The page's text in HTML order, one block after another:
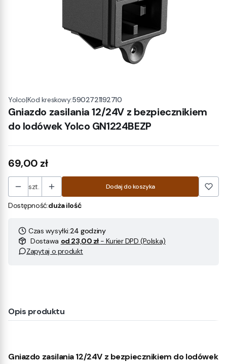
Yolco|Kod kreskowy:5902721192710
Gniazdo zasilania 12/24V z bezpiecznikiem
do lodówek Yolco GN1224BEZP
Cena
69,00 zł
szt. Dodaj do koszyka
Dostępność:duża ilość
Czas wysyłki:24 godziny
Dostawa od 23,00 zł - Kurier DPD (Polska)
Zapytaj o produkt
Opis produktu
Gniazdo zasilania 12/24V z bezpiecznikiem do lodówek